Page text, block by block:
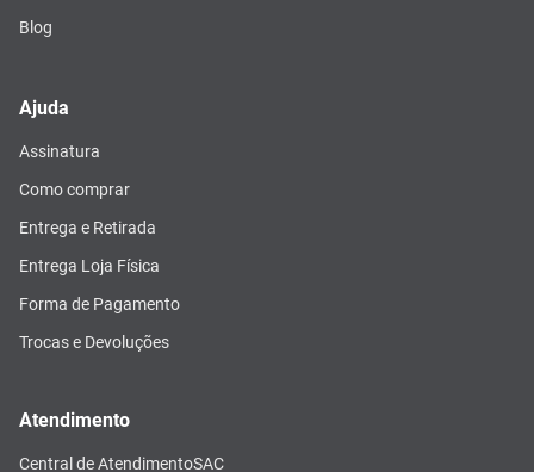
Blog
Ajuda
Assinatura
Como comprar
Entrega e Retirada
Entrega Loja Física
Forma de Pagamento
Trocas e Devoluções
Atendimento
Central de AtendimentoSAC